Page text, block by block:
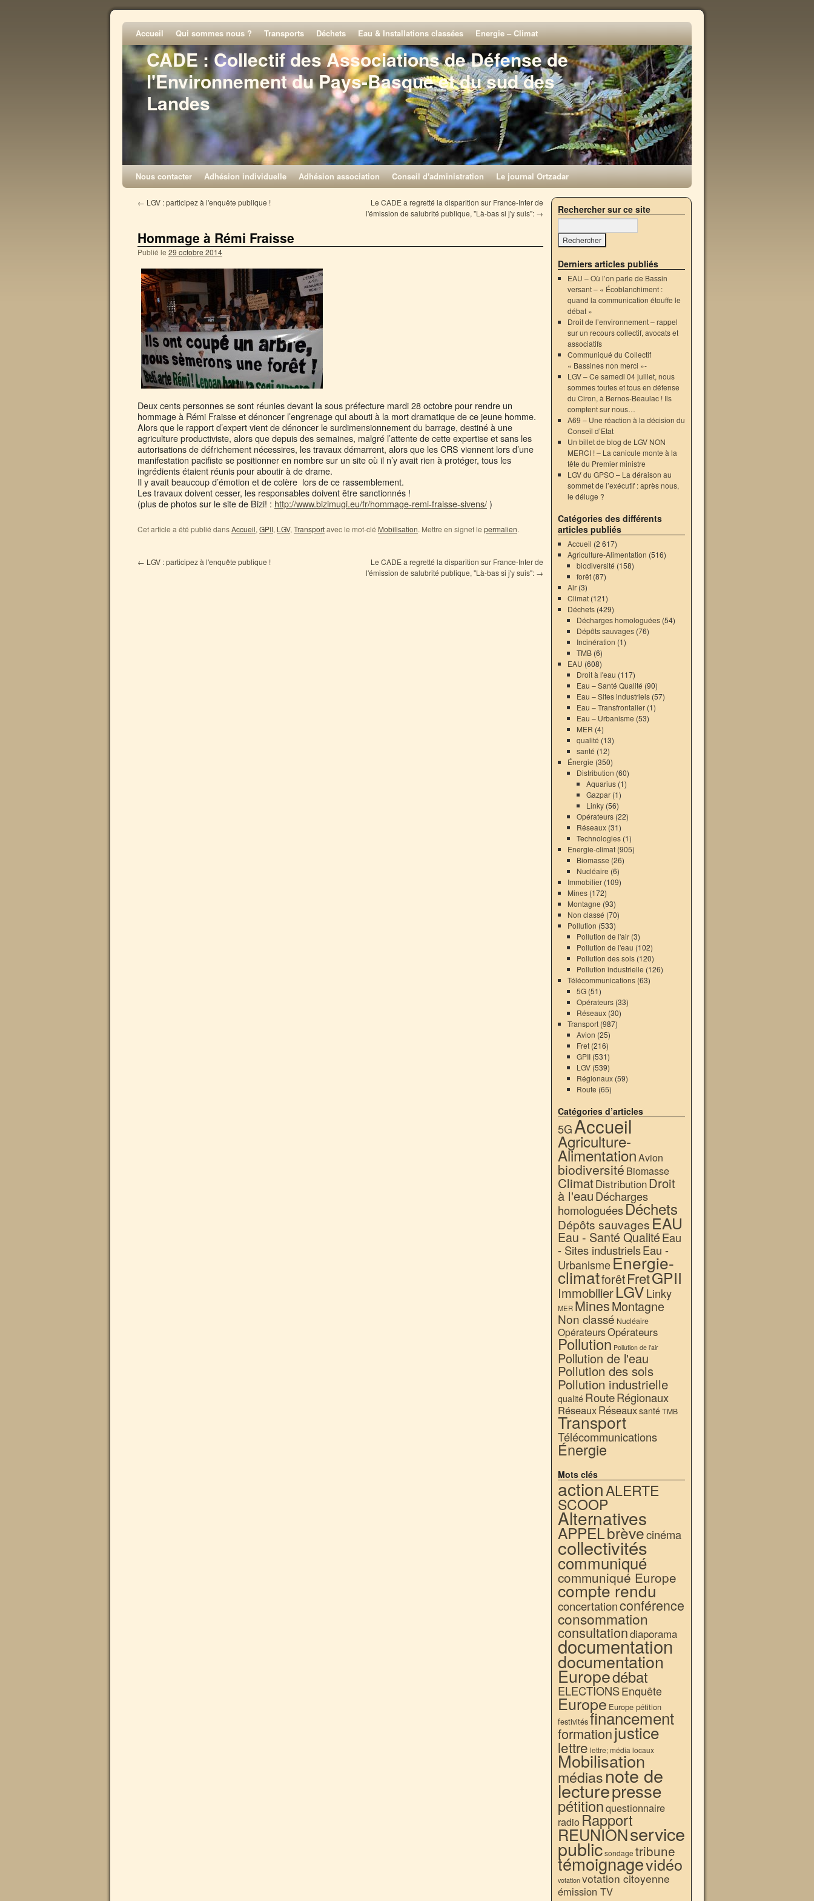
CADE : Collectif des Associations de Défense de
l'Environnement du Pays-Basque et du sud des
Landes
Accueil Qui sommes nous ? Transports Déchets Eau & Installations classées Energie – Climat
Nous contacter Adhésion individuelle Adhésion association Conseil d'administration Le journal Ortzadar
← LGV : participez à l'enquête publique !
Le CADE a regretté la disparition sur France-Inter de
l'émission de salubrité publique, "Là-bas si j'y suis": →
Hommage à Rémi Fraisse
Publié le 29 octobre 2014
Deux cents personnes se sont réunies devant la sous préfecture mardi 28 octobre pour rendre un
hommage à Rémi Fraisse et dénoncer l’engrenage qui abouti à la mort dramatique de ce jeune homme.
Alors que le rapport d’expert vient de dénoncer le surdimensionnement du barrage, destiné à une
agriculture productiviste, alors que depuis des semaines, malgré l’attente de cette expertise et sans les
autorisations de défrichement nécessires, les travaux démarrent, alors que les CRS viennent lors d’une
manifestation pacifiste se positionner en nombre sur un site où il n’y avait rien à protéger, tous les
ingrédients étaient réunis pour aboutir à de drame.
Il y avait beaucoup d’émotion et de colère lors de ce rassemblement.
Les travaux doivent cesser, les responsables doivent être sanctionnés !
(plus de photos sur le site de Bizi! : http://www.bizimugi.eu/fr/hommage-remi-fraisse-sivens/)
Cet article a été publié dansAccueil, GPII, LGV, Transportavec le mot-clé Mobilisation. Mettre en signet le permalien.
← LGV : participez à l'enquête publique !
Le CADE a regretté la disparition sur France-Inter de
l'émission de salubrité publique, "Là-bas si j'y suis": →
Rechercher sur ce site
Derniers articles publiés
EAU – Où l’on parle de Bassin
versant – « Écoblanchiment :
quand la communication étouffe le
débat »
Droit de l’environnement – rappel
sur un recours collectif, avocats et
associatifs
Communiqué du Collectif
« Bassines non merci »-
LGV – Ce samedi 04 juillet, nous
sommes toutes et tous en défense
du Ciron, à Bernos-Beaulac ! Ils
comptent sur nous…
A69 – Une réaction à la décision du
Conseil d’Etat
Un billet de blog de LGV NON
MERCI ! – La canicule monte à la
tête du Premier ministre
LGV du GPSO – La déraison au
sommet de l’exécutif : après nous,
le déluge ?
Catégories des différents
articles publiés
Accueil (2 617)
Agriculture-Alimentation (516)
biodiversité (158)
forêt (87)
Air(3)
Climat(121)
Déchets(429)
Décharges homologuées (54)
Dépôts sauvages (76)
Incinération (1)
TMB (6)
EAU (608)
Droit à l'eau (117)
Eau – Santé Qualité (90)
Eau – Sites industriels (57)
Eau – Transfrontalier (1)
Eau – Urbanisme (53)
MER (4)
qualité (13)
santé (12)
Énergie (350)
Distribution (60)
Aquarius(1)
Gazpar(1)
Linky(56)
Opérateurs (22)
Réseaux (31)
Technologies (1)
Energie-climat(905)
Biomasse (26)
Nucléaire (6)
Immobilier(109)
Mines(172)
Montagne (93)
Non classé (70)
Pollution (533)
Pollution de l'air (3)
Pollution de l'eau (102)
Pollution des sols (120)
Pollution industrielle (126)
Télécommunications(63)
5G (51)
Opérateurs (33)
Réseaux (30)
Transport(987)
Avion (25)
Fret (216)
GPII (531)
LGV (539)
Régionaux (59)
Route (65)
Catégories d’articles
5GAccueil
Agriculture-
AlimentationAvion
biodiversité Biomasse
ClimatDistributionDroit
à l'eauDécharges
homologuéesDéchets
Dépôts sauvages EAU
Eau - Santé QualitéEau
- Sites industrielsEau -
UrbanismeEnergie-
climatforêtFretGPII
ImmobilierLGVLinky
MER MinesMontagne
Non classé Nucléaire
OpérateursOpérateurs
Pollution Pollution de l'air
Pollution de l'eau
Pollution des sols
Pollution industrielle
qualité RouteRégionaux
RéseauxRéseauxsantéTMB
Transport
Télécommunications
Énergie
Mots clés
actionALERTE
SCOOP
Alternatives
APPELbrèvecinéma
collectivités
communiqué
communiqué Europe
compte rendu
concertationconférence
consommation
consultationdiaporama
documentation
documentation
Europedébat
ELECTIONSEnquête
Europe Europe pétition
festivitésfinancement
formationjustice
lettre lettre; média locaux
Mobilisation
médiasnote de
lecturepresse
pétitionquestionnaire
radio Rapport
REUNIONservice
publicsondage tribune
témoignagevidéo
votation votation citoyenne
émission TV